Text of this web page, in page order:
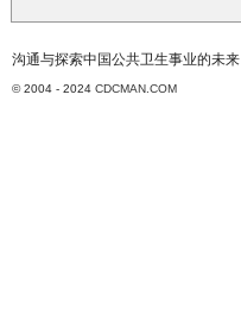
沟通与探索中国公共卫生事业的未来
© 2004 - 2024 CDCMAN.COM